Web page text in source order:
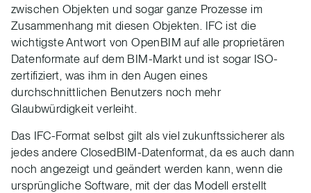
zwischen Objekten und sogar ganze Prozesse im
Zusammenhang mit diesen Objekten. IFC ist die
wichtigste Antwort von OpenBIM auf alle proprietären
Datenformate auf dem BIM-Markt und ist sogar ISO-
zertifiziert, was ihm in den Augen eines
durchschnittlichen Benutzers noch mehr
Glaubwürdigkeit verleiht.
Das IFC-Format selbst gilt als viel zukunftssicherer als
jedes andere ClosedBIM-Datenformat, da es auch dann
noch angezeigt und geändert werden kann, wenn die
ursprüngliche Software, mit der das Modell erstellt